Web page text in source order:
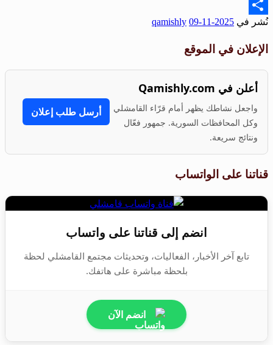
Email
Share
نُشر في 2025-11-09
qamishly
الإعلان في الموقع
أعلن في Qamishly.com
واجعل نشاطك يظهر أمام قرّاء القامشلي
وكل المحافظات السورية. جمهور فعّال
ونتائج سريعة.
أرسل طلب إعلان
قناتنا على الواتساب
انضم إلى قناتنا على واتساب
تابع آخر الأخبار، الفعاليات، وتحديثات مجتمع القامشلي لحظة
بلحظة مباشرة على هاتفك.
انضم الآن